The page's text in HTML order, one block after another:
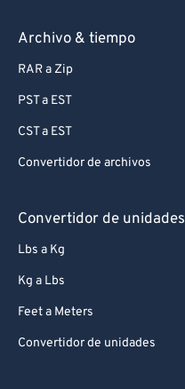
Archivo & tiempo
RAR a Zip
PST a EST
CST a EST
Convertidor de archivos
Convertidor de unidades
Lbs a Kg
Kg a Lbs
Feet a Meters
Convertidor de unidades